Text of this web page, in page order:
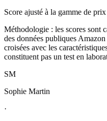
Score ajusté à la gamme de
Méthodologie : les scores sont
des données publiques
croisées avec les
constituent pas un test en
SM
Sophie Martin
·